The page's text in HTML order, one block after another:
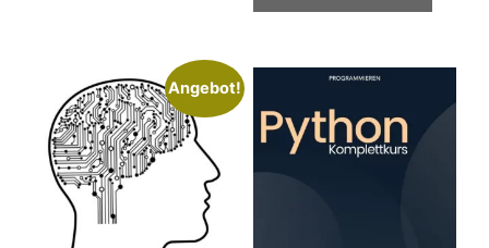
Angebot!